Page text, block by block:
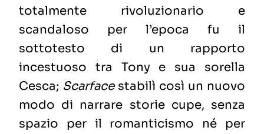
totalmente rivoluzionario e
scandaloso per l’epoca fu il
sottotesto di un rapporto
incestuoso tra Tony e sua sorella
Cesca; Scarfacestabilì così un nuovo
modo di narrare storie cupe, senza
spazio per il romanticismo né per